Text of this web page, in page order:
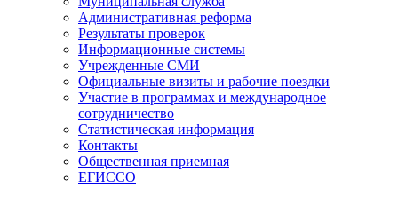
Административная реформа
Результаты проверок
Информационные системы
Учрежденные СМИ
Официальные визиты и рабочие поездки
Участие в программах и международное
сотрудничество
Статистическая информация
Контакты
Общественная приемная
ЕГИССО